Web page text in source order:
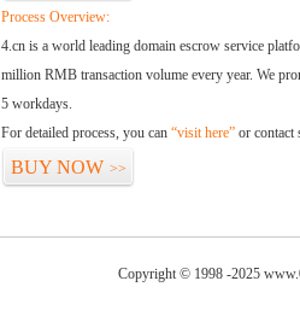
Process Overview:
4.cn is a world leading domain escrow service
million RMB transaction volume every year. We
5 workdays.
For detailed process, you can “visit here” or contact
BUY NOW >>
Copyright © 1998 -2025